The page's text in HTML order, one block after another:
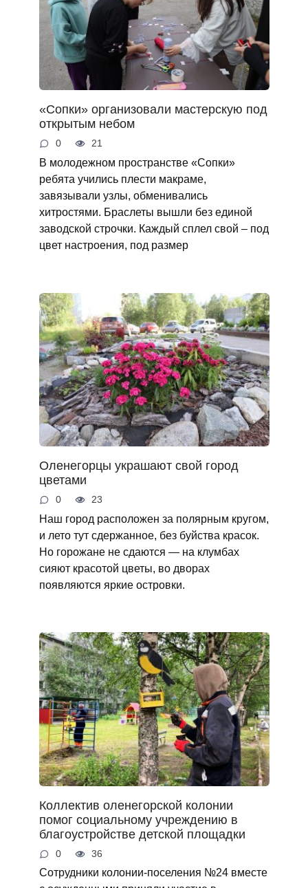
«Сопки» организовали мастерскую под
открытым небом
0 21
В молодежном пространстве «Сопки»
ребята учились плести макраме,
завязывали узлы, обменивались
хитростями. Браслеты вышли без единой
заводской строчки. Каждый сплел свой – под
цвет настроения, под размер
Оленегорцы украшают свой город
цветами
0 23
Наш город расположен за полярным кругом,
и лето тут сдержанное, без буйства красок.
Но горожане не сдаются — на клумбах
сияют красотой цветы, во дворах
появляются яркие островки.
Коллектив оленегорской колонии
помог социальному учреждению в
благоустройстве детской площадки
0 36
Сотрудники колонии-поселения №24 вместе